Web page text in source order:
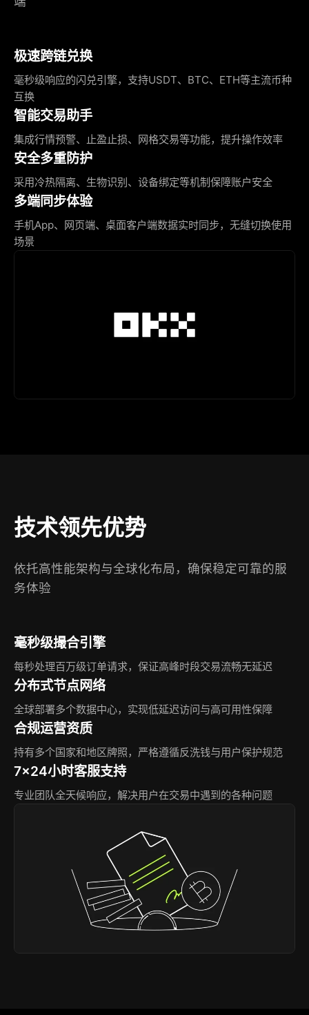
极速跨链兑换
毫秒级响应的闪兑引擎，支持USDT、BTC、ETH等主流币种
互换
智能交易助手
集成行情预警、止盈止损、网格交易等功能，提升操作效率
安全多重防护
采用冷热隔离、生物识别、设备绑定等机制保障账户安全
多端同步体验
手机App、网页端、桌面客户端数据实时同步，无缝切换使用
场景
技术领先优势
依托高性能架构与全球化布局，确保稳定可靠的服
务体验
毫秒级撮合引擎
每秒处理百万级订单请求，保证高峰时段交易流畅无延迟
分布式节点网络
全球部署多个数据中心，实现低延迟访问与高可用性保障
合规运营资质
持有多个国家和地区牌照，严格遵循反洗钱与用户保护规范
7×24小时客服支持
专业团队全天候响应，解决用户在交易中遇到的各种问题